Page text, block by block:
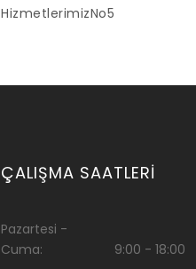
HizmetlerimizNo5
ÇALIŞMA SAATLERI
Pazartesi -
Cuma:
9:00 - 18:00